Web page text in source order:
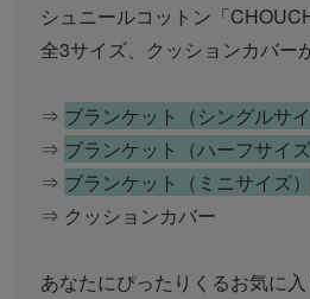
シュニールコットン「
全3サイズ、クッションカバー
⇒ ブランケット（シングルサイ
⇒ ブランケット（ハーフサイズ
⇒ ブランケット（ミニサイズ）
⇒ クッションカバー
あなたにぴったりくるお気に